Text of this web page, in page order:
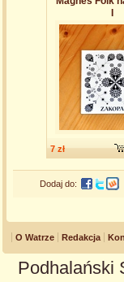
7 zł
Dodaj do:
O Watrze Redakcja
Podhalański